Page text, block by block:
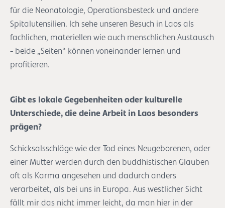
für die Neonatologie, Operationsbesteck und andere
Spitalutensilien. Ich sehe unseren Besuch in Laos als
fachlichen, materiellen wie auch menschlichen Austausch
- beide „Seiten“ können voneinander lernen und
profitieren.
Gibt es lokale Gegebenheiten oder kulturelle
Unterschiede, die deine Arbeit in Laos besonders
prägen?
Schicksalsschläge wie der Tod eines Neugeborenen, oder
einer Mutter werden durch den buddhistischen Glauben
oft als Karma angesehen und dadurch anders
verarbeitet, als bei uns in Europa. Aus westlicher Sicht
fällt mir das nicht immer leicht, da man hier in der